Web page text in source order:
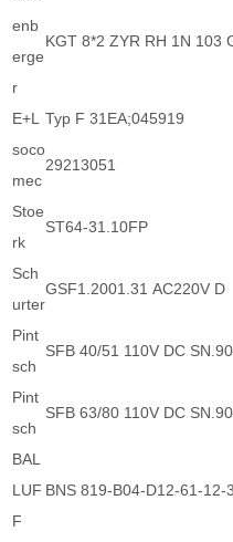
enb
erge
r
KGT 8*2 ZYR RH 1N 103
E+L
Typ F 31EA;045919
soco
mec
29213051
Stoe
rk
ST64-31.10FP
Sch
urter
GSF1.2001.31 AC220V D
Pint
sch
SFB 40/51 110V DC
Pint
sch
SFB 63/80 110V DC
BAL
LUF
F
BNS 819-B04-D12-61-12-